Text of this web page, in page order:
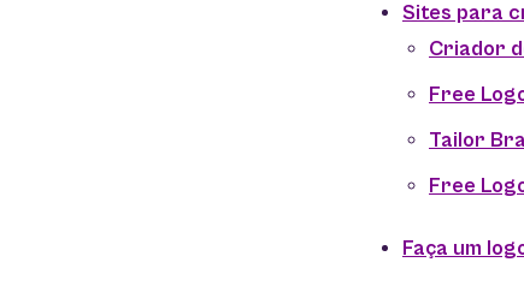
Sites para
Criador
Free
Tailor
Free
Faça um